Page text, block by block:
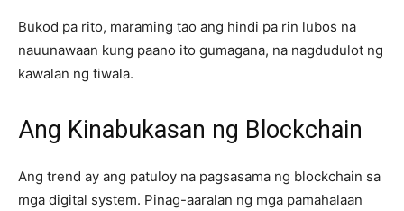
Bukod pa rito, maraming tao ang hindi pa rin lubos na
nauunawaan kung paano ito gumagana, na nagdudulot ng
kawalan ng tiwala.
Ang Kinabukasan ng Blockchain
Ang trend ay ang patuloy na pagsasama ng blockchain sa
mga digital system. Pinag-aaralan ng mga pamahalaan